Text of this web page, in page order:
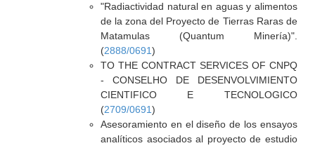
"Radiactividad natural en aguas y alimentos
de la zona del Proyecto de Tierras Raras de
Matamulas (Quantum Minería)".
(2888/0691)
TO THE CONTRACT SERVICES OF CNPQ
- CONSELHO DE DESENVOLVIMIENTO
CIENTIFICO E TECNOLOGICO
(2709/0691)
Asesoramiento en el diseño de los ensayos
analíticos asociados al proyecto de estudio